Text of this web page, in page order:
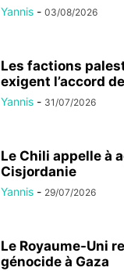
Yannis - 03/08/2026
Les factions
exigent l’accord
Yannis - 31/07/2026
Le Chili appelle à
Cisjordanie
Yannis - 29/07/2026
Le Royaume-Uni
génocide à Gaza